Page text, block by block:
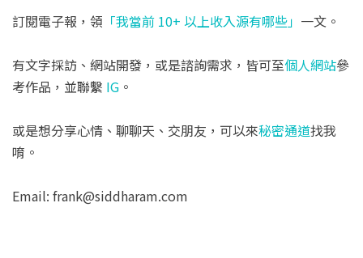
訂閱電子報，領 「我當前 10+ 以上收入源有哪些」 一文。
有文字採訪、網站開發，或是諮詢需求，皆可至個人網站參
考作品，並聯繫 IG 。
或是想分享心情、聊聊天、交朋友，可以來秘密通道找我
唷。
Email: frank@siddharam.com